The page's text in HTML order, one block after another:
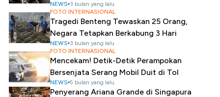
NEWS 3 bulan yang lalu
FOTO INTERNASIONAL
Tragedi Benteng Tewaskan 25 Orang,
Negara Tetapkan Berkabung 3 Hari
NEWS 3 bulan yang lalu
FOTO INTERNASIONAL
Mencekam! Detik-Detik Perampokan
Bersenjata Serang Mobil Duit di Tol
NEWS 5 bulan yang lalu
Penyerang Ariana Grande di Singapura